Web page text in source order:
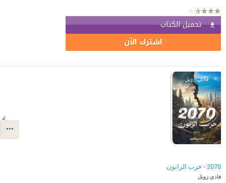
تحميل الكتاب
اشترك الآن
2070 - حرب الزانون
فادي زويل